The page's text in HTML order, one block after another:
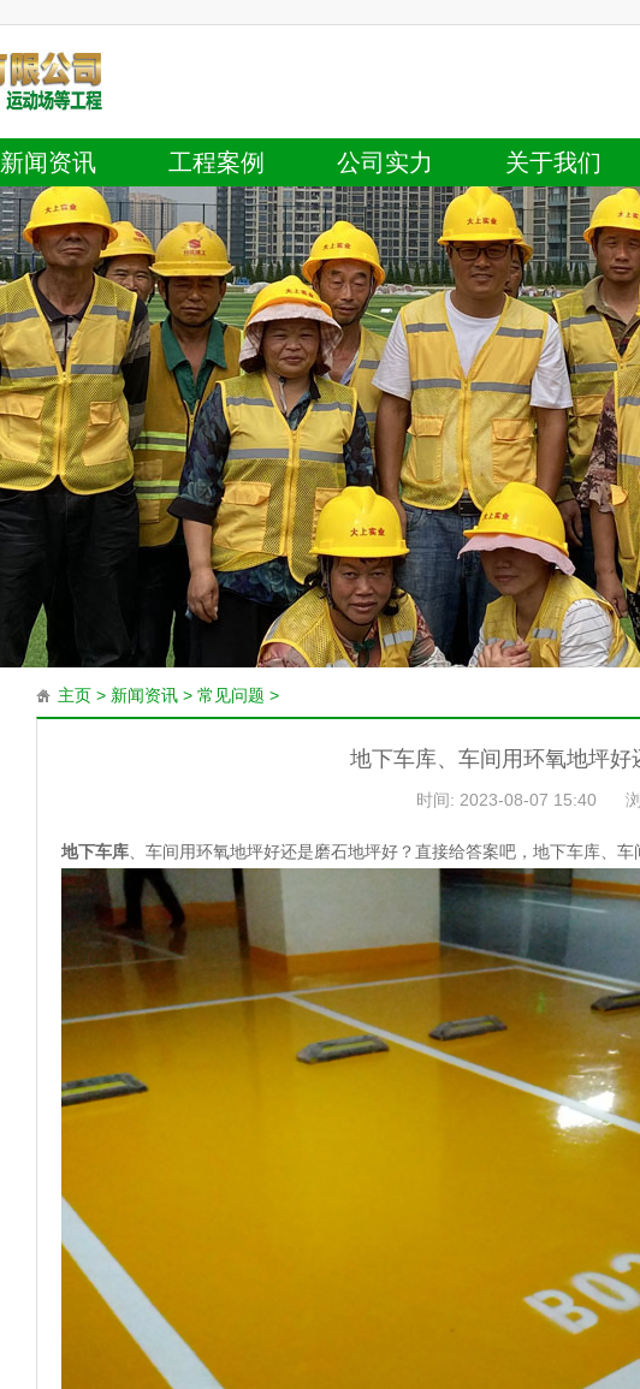
新闻资讯 工程案例 公司实力 关于我们
主页 > 新闻资讯 > 常见问题 >
地下车库、车间用环氧地坪好
时间: 2023-08-07 15:40
地下车库 、车间用环氧地坪好还是磨石地坪好？直接给答案吧，地下车库、车